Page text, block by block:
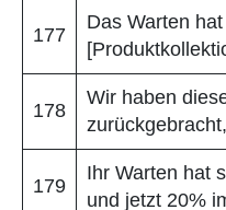
177
Das Warten
178
Wir haben
179
Ihr Warten hat
und jetzt 20%